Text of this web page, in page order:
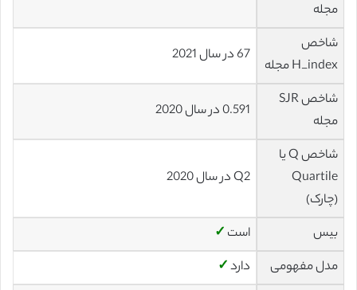
مجله
شاخص
H_index مجله
67 در سال 2021
شاخص SJR
مجله
0.591 در سال 2020
شاخص Q یا
Quartile
(چارک)
Q2 در سال 2020
بیس است ✓
مدل مفهومی
دارد✓